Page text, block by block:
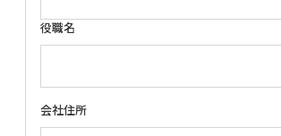
役職名
会社住所